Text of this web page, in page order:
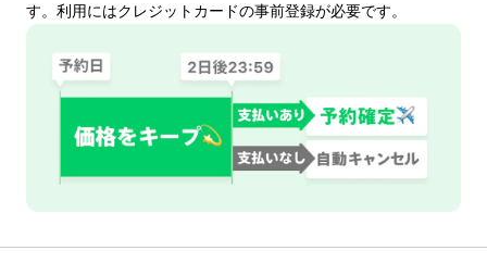
す。利用にはクレジットカードの事前登録が必要です。